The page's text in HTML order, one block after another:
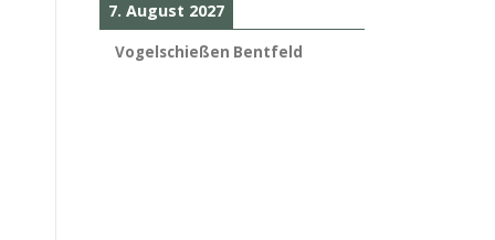
7. August 2027
Vogelschießen Bentfeld